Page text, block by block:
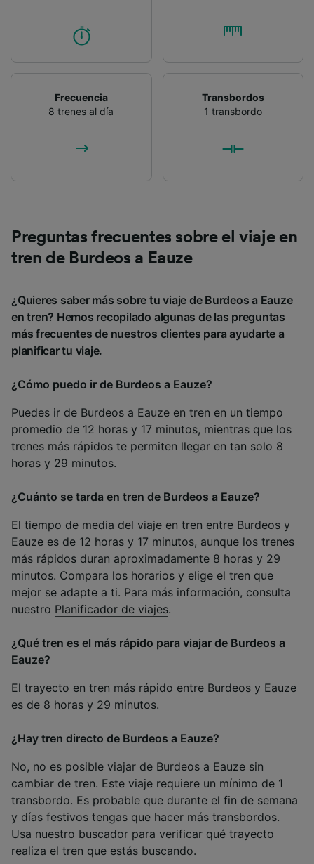
Frecuencia
8 trenes al día
Transbordos
1 transbordo
Preguntas frecuentes sobre el viaje en
tren de Burdeos a Eauze
¿Quieres saber más sobre tu viaje de Burdeos a Eauze
en tren? Hemos recopilado algunas de las preguntas
más frecuentes de nuestros clientes para ayudarte a
planificar tu viaje.
¿Cómo puedo ir de Burdeos a Eauze?
Puedes ir de Burdeos a Eauze en tren en un tiempo
promedio de 12 horas y 17 minutos, mientras que los
trenes más rápidos te permiten llegar en tan solo 8
horas y 29 minutos.
¿Cuánto se tarda en tren de Burdeos a Eauze?
El tiempo de media del viaje en tren entre Burdeos y
Eauze es de 12 horas y 17 minutos, aunque los trenes
más rápidos duran aproximadamente 8 horas y 29
minutos. Compara los horarios y elige el tren que
mejor se adapte a ti. Para más información, consulta
nuestro Planificador de viajes.
¿Qué tren es el más rápido para viajar de Burdeos a
Eauze?
El trayecto en tren más rápido entre Burdeos y Eauze
es de 8 horas y 29 minutos.
¿Hay tren directo de Burdeos a Eauze?
No, no es posible viajar de Burdeos a Eauze sin
cambiar de tren. Este viaje requiere un mínimo de 1
transbordo. Es probable que durante el fin de semana
y días festivos tengas que hacer más transbordos.
Usa nuestro buscador para verificar qué trayecto
realiza el tren que estás buscando.